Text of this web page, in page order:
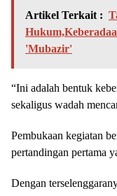
Artikel Terkait :
'Mubazir'
“Ini adalah bentuk
sekaligus wadah
Pembukaan kegiatan
pertandingan pertama
Dengan